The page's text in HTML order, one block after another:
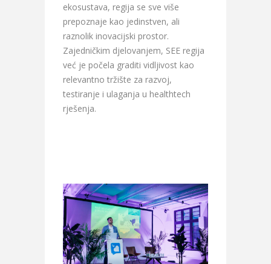
ekosustava, regija se sve više
prepoznaje kao jedinstven, ali
raznolik inovacijski prostor.
Zajedničkim djelovanjem, SEE regija
već je počela graditi vidljivost kao
relevantno tržište za razvoj,
testiranje i ulaganja u healthtech
rješenja.